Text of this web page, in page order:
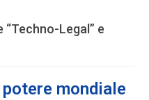
Legal” e
mondiale